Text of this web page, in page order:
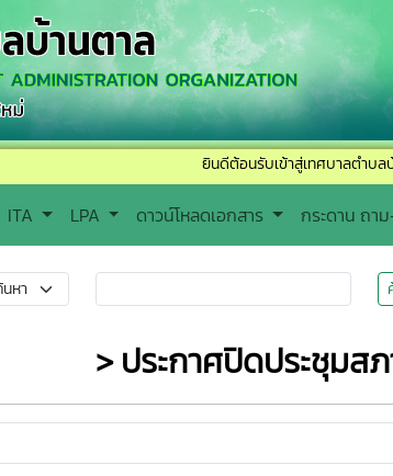
ยินดีต้อนรับเข้าสู่เทศบาลตำบลบ้านตา
ITA LPA ดาวน์โหลดเอกสาร กระดาน ถา
> ประกาศปิดประชุมส